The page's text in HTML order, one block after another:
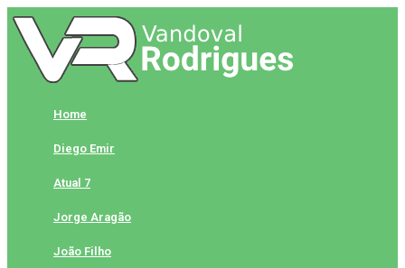
Skip
to
content
Home
Diego Emir
Atual 7
Jorge Aragão
João Filho